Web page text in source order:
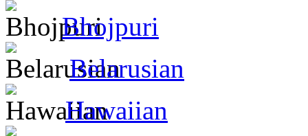
Bhojpuri
Belarusian
Hawaiian